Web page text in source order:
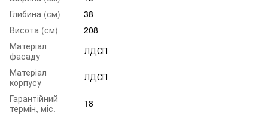
Глибина (см)
38
Висота (см)
208
Матеріал
фасаду
ЛДСП
Матеріал
корпусу
ЛДСП
Гарантійний
термін, міс.
18